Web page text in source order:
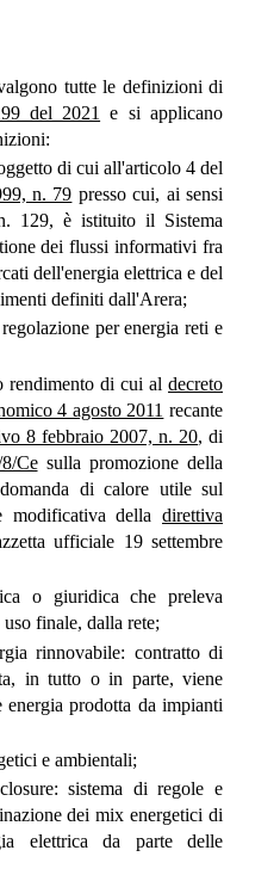
tutte le definizioni di
del 2021
e si applicano
di cui all'articolo 4 del
n. 79 presso cui, ai sensi
129, è istituito il Sistema
dei flussi informativi fra
dell'energia elettrica e del
definiti dall'Arera;
per energia reti e
rendimento di cui al decreto
4 agosto 2011 recante
8 febbraio 2007, n. 20, di
Cesulla promozione della
di calore utile sul
modificativa della direttiva
ufficiale 19 settembre
o giuridica che preleva
finale, dalla rete;
rinnovabile: contratto di
in tutto o in parte, viene
energia prodotta da impianti
e ambientali;
sistema di regole e
dei mix energetici di
elettrica da parte delle